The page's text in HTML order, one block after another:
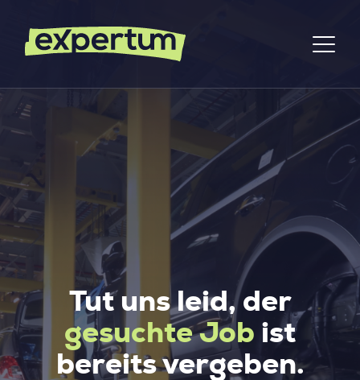
Tut uns leid, der
gesuchte Job ist
bereits vergeben.